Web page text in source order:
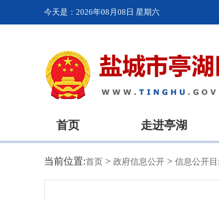
今天是： 2026年08月08日 星期六
首页 走进亭湖
当前位置:首页 > 政府信息公开 > 信息公开